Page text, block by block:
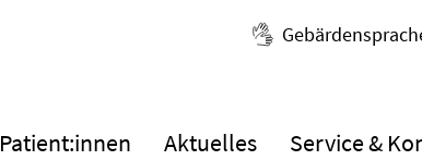
Patient:innen Aktuelles Service &